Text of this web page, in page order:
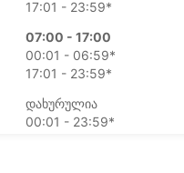
17:01 - 23:59*
07:00 - 17:00
00:01 - 06:59*
17:01 - 23:59*
დახურულია
00:01 - 23:59*